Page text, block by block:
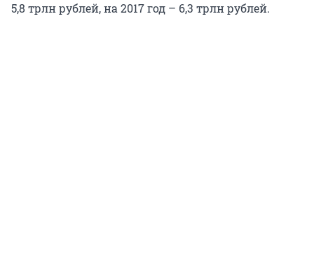
5,8 трлн рублей, на 2017 год – 6,3 трлн рублей.